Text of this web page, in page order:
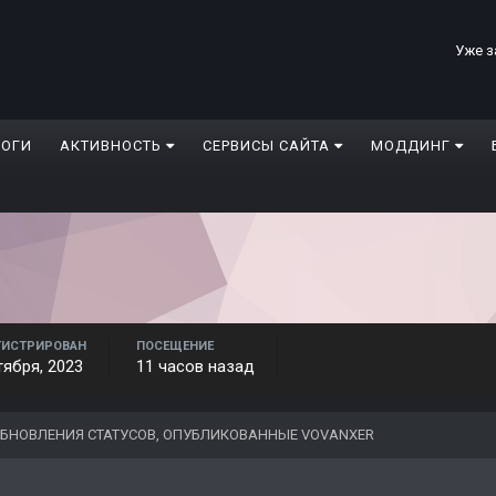
Уже
АКТИВНОСТЬ СЕРВИСЫ САЙТА МОДДИНГ
2023
ПОСЕЩЕНИЕ
11 часов назад
СТАТУСОВ, ОПУБЛИКОВАННЫЕ VOVANXER